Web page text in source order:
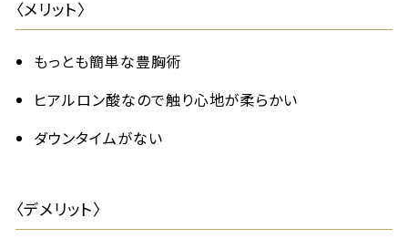
〈メリット〉
もっとも簡単な豊胸術
ヒアルロン酸なので触り心地が柔らかい
ダウンタイムがない
〈デメリット〉